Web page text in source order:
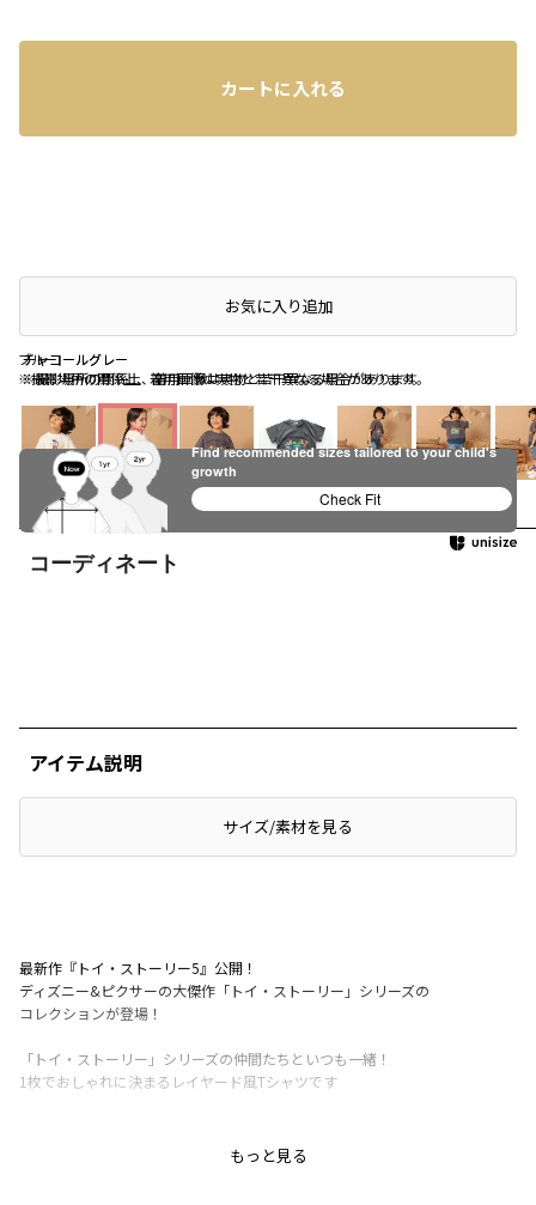
ブルー
※撮影場所の関係上、着用画像は実物と若干異なる場合があります。
チャコールグレー
※撮影場所の関係上、着用画像は実物と若干異なる場合があります。
チャコールグレー
アイボリー ブルー
チャコールグ
レー
コーディネート
カートに入れる
店頭在庫を確認するお気に入り追加
アイテム説明
サイズ/素材を見る
最新作『トイ・ストーリー5』公開！
ディズニー&ピクサーの大傑作「トイ・ストーリー」シリーズの
コレクションが登場！
「トイ・ストーリー」シリーズの仲間たちといつも一緒！
1枚でおしゃれに決まるレイヤード風Tシャツです
リリーパッドやおなじみの仲間たちをプリント
もっと見る
Find recommended sizes tailored to your child's
growth
Check Fit